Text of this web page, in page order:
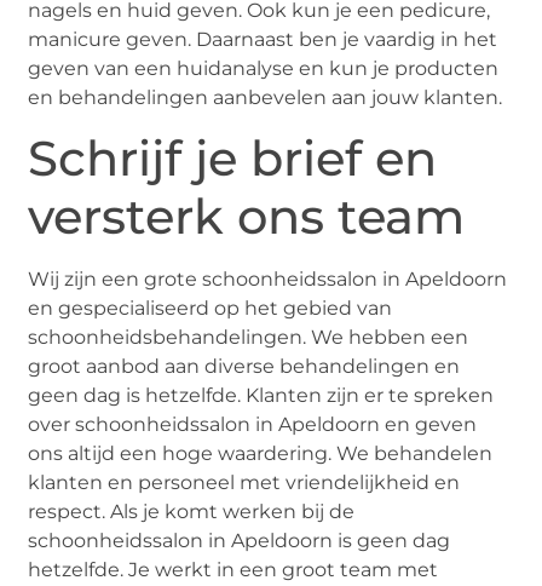
nagels en huid geven. Ook kun je een pedicure,
manicure geven. Daarnaast ben je vaardig in het
geven van een huidanalyse en kun je producten
en behandelingen aanbevelen aan jouw klanten.
Schrijf je brief en
versterk ons team
Wij zijn een grote schoonheidssalon in Apeldoorn
en gespecialiseerd op het gebied van
schoonheidsbehandelingen. We hebben een
groot aanbod aan diverse behandelingen en
geen dag is hetzelfde. Klanten zijn er te spreken
over schoonheidssalon in Apeldoorn en geven
ons altijd een hoge waardering. We behandelen
klanten en personeel met vriendelijkheid en
respect. Als je komt werken bij de
schoonheidssalon in Apeldoorn is geen dag
hetzelfde. Je werkt in een groot team met